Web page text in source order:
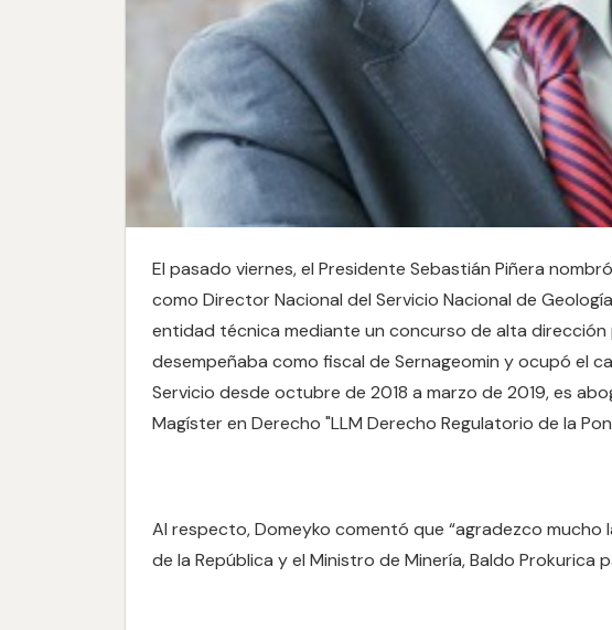
El pasado viernes, el Presidente Sebastián Piñera
como Director Nacional del Servicio Nacional de
entidad técnica mediante un concurso de alta dirección
desempeñaba como fiscal de Sernageomin y ocupó el
Servicio desde octubre de 2018 a marzo de 2019, es
Magíster en Derecho "LLM Derecho Regulatorio de la
Al respecto, Domeyko comentó que “agradezco mucho
de la República y el Ministro de Minería, Baldo